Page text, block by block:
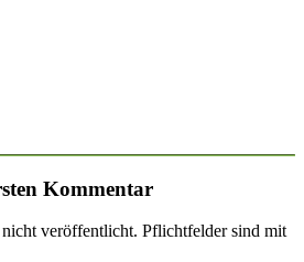
Kommentar
veröffentlicht. Pflichtfelder sind mit